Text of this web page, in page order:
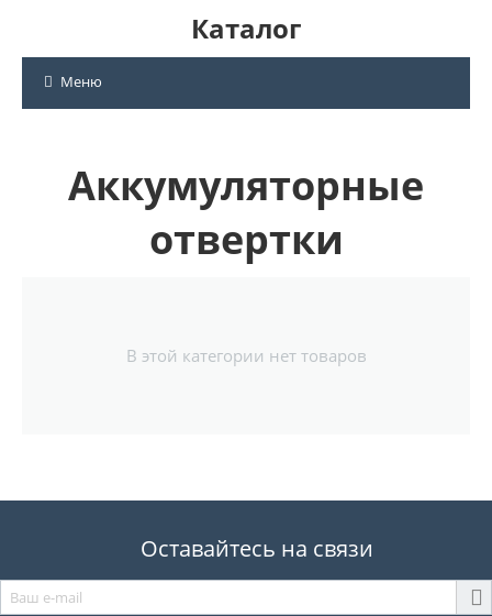
Каталог
Меню
Аккумуляторные
отвертки
В этой категории нет товаров
Оставайтесь на связи